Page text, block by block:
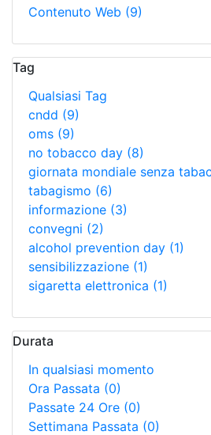
Contenuto Web (9)
Tag
Qualsiasi Tag
cndd (9)
oms (9)
no tobacco day (8)
giornata mondiale senza
tabagismo (6)
informazione (3)
convegni (2)
alcohol prevention day (1)
sensibilizzazione (1)
sigaretta elettronica (1)
Durata
In qualsiasi momento
Ora Passata (0)
Passate 24 Ore (0)
Settimana Passata (0)